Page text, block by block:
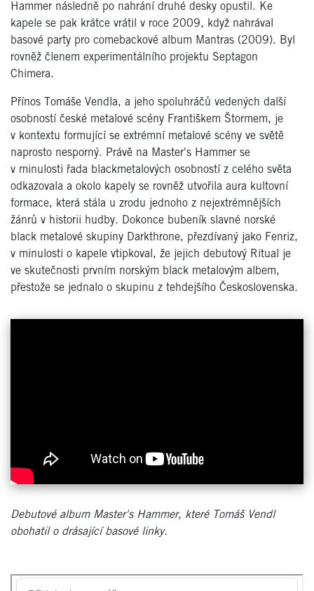
Hammer následně po nahrání druhé desky opustil. Ke
kapele se pak krátce vrátil v roce 2009, když nahrával
basové party pro comebackové album Mantras (2009). Byl
rovněž členem experimentálního projektu Septagon
Chimera.
Přínos Tomáše Vendla, a jeho spoluhráčů vedených další
osobností české metalové scény Františkem Štormem, je
v kontextu formující se extrémní metalové scény ve světě
naprosto nesporný. Právě na Master's Hammer se
v minulosti řada blackmetalových osobností z celého světa
odkazovala a okolo kapely se rovněž utvořila aura kultovní
formace, která stála u zrodu jednoho z nejextrémnějších
žánrů v historii hudby. Dokonce bubeník slavné norské
black metalové skupiny Darkthrone, přezdívaný jako Fenriz,
v minulosti o kapele vtipkoval, že jejich debutový Ritual je
ve skutečnosti prvním norským black metalovým albem,
přestože se jednalo o skupinu z tehdejšího Československa.
Debutové album Master's Hammer, které Tomáš Vendl
obohatil o drásající basové linky.